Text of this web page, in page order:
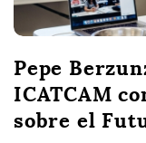
Pepe
ICATCAM
sobre el